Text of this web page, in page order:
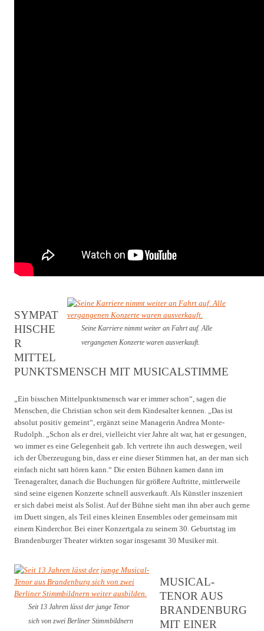
Seine Karriere nimmt weiter an Fahrt auf. Alle
vergangenen Konzerte waren ausverkauft.
SYMPAT
HISCHE
R
MITTEL
PUNKTSMENSCH MIT MUSICALSTIMME
„Ein bisschen Mittelpunktsmensch war er immer schon“, sagen die
Menschen, die Christian schon seit dem Kindesalter kennen. „Das ist
absolut positiv gemeint“, ergänzt seine Managerin Andrea Monte-
Rudolph. „Schon als er drei, vielleicht vier Jahre alt war, hat er gesungen,
wo immer es eine Gelegenheit gab. Ich vertrete ihn auch deswegen, weil
ich der Überzeugung bin, dass er eine dieser Stimmen hat, an der man sich
einfach nicht satt hören kann.“ Die ersten Bühnen kamen dann im
Teenageralter, danach die Buchungen für größere Auftritte, mittlerweile
sind seine eigenen Konzerte schnell ausverkauft. Als Künstler inszeniert
er sich dabei meist als Solist. Auf der Bühne sieht man ihn aber auch gerne
im Duett singen, als Teil eines kleinen Ensembles oder gemeinsam mit
einem Kinderchor. Bei einer Konzertgala zu seinem 30. Geburtstag im
Brandenburger Theater wirkten sogar insgesamt 30 Musiker mit.
Seit 13 Jahren lässt der junge Tenor
sich von zwei Berliner Stimmbildnern
MUSICAL-
TENOR AUS
BRANDENBURG
MIT EINER